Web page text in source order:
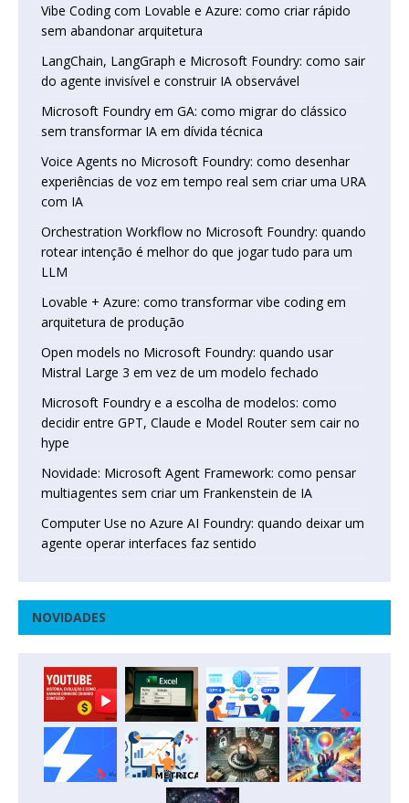
Vibe Coding com Lovable e Azure: como criar rápido
sem abandonar arquitetura
LangChain, LangGraph e Microsoft Foundry: como sair
do agente invisível e construir IA observável
Microsoft Foundry em GA: como migrar do clássico
sem transformar IA em dívida técnica
Voice Agents no Microsoft Foundry: como desenhar
experiências de voz em tempo real sem criar uma URA
com IA
Orchestration Workflow no Microsoft Foundry: quando
rotear intenção é melhor do que jogar tudo para um
LLM
Lovable + Azure: como transformar vibe coding em
arquitetura de produção
Open models no Microsoft Foundry: quando usar
Mistral Large 3 em vez de um modelo fechado
Microsoft Foundry e a escolha de modelos: como
decidir entre GPT, Claude e Model Router sem cair no
hype
Novidade: Microsoft Agent Framework: como pensar
multiagentes sem criar um Frankenstein de IA
Computer Use no Azure AI Foundry: quando deixar um
agente operar interfaces faz sentido
NOVIDADES